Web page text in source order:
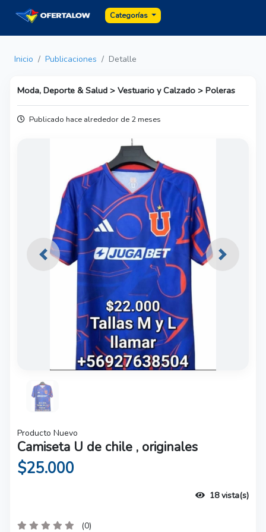
Categorías
Inicio Publicaciones Detalle
Moda, Deporte & Salud > Vestuario y Calzado > Poleras
Publicado hace alrededor de 2 meses
Previous Next
Producto Nuevo
Camiseta U de chile , originales
$25.000
18 vista(s)
(0)